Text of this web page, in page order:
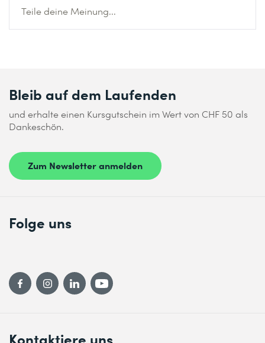
Teile deine Meinung...
Bleib auf dem Laufenden
und erhalte einen Kursgutschein im Wert von CHF 50 als
Dankeschön.
Zum Newsletter anmelden
Kontaktiere uns
Folge uns